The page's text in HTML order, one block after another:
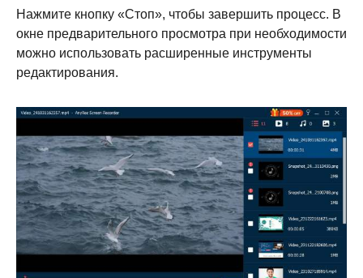
Шаг 1.
Нажмите кнопку «Стоп», чтобы завершить процесс. В
окне предварительного просмотра при необходимости
можно использовать расширенные инструменты
редактирования.